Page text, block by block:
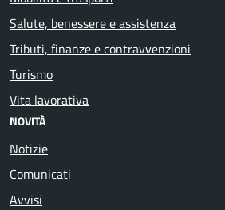
Salute, benessere e assistenza
Tributi, finanze e contravvenzioni
Turismo
Vita lavorativa
NOVITÀ
Notizie
Comunicati
Avvisi